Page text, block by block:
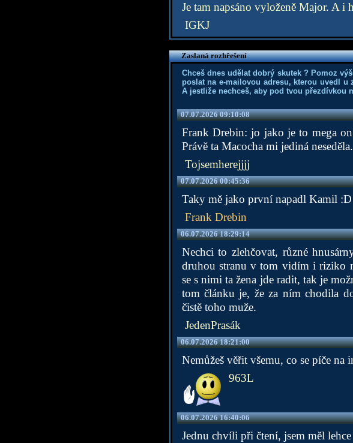
Je tam napsáno vyloženě Major. A i
IGKJ
Zaslaná rozhřešení
Chceš dnes udělat dobrý skutek ? Pomoz
poslat na e-mailovou adresu, kterou uvedl
A jestliže nechceš, aby pod tvou přezdívkou
07.07.2026 09:10:08
Frank Drebin: jo jako je to mega
Právě ta Macocha mi jediná
Tojsemherejjjj
07.07.2026 00:45:36
Taky mě jako první napadl Kamil
Frank Drebin
06.07.2026 18:29:14
Nechci to zlehčovat, různé
druhou stranu v tom vidím i riziko
se s nimi ta žena jde radit, tak je
tom článku je, že za ním chodila
čistě toho muže.
JedenPrasák
06.07.2026 18:21:00
Nemůžeš věřit všemu, co se píče na
963L
06.07.2026 16:40:06
Jednu chvíli při čtení, jsem měl